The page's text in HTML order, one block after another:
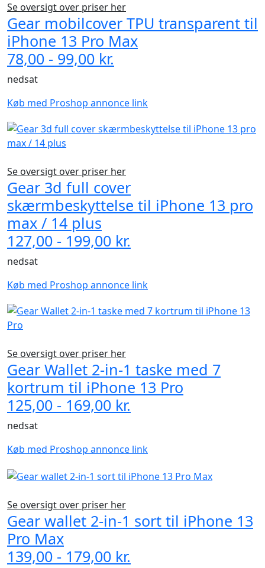
Se oversigt over priser her
Gear mobilcover TPU transparent til
iPhone 13 Pro Max
78,00 - 99,00 kr.
nedsat
Køb med Proshop annonce link
Se oversigt over priser her
Gear 3d full cover
skærmbeskyttelse til iPhone 13 pro
max / 14 plus
127,00 - 199,00 kr.
nedsat
Køb med Proshop annonce link
Se oversigt over priser her
Gear Wallet 2-in-1 taske med 7
kortrum til iPhone 13 Pro
125,00 - 169,00 kr.
nedsat
Køb med Proshop annonce link
Se oversigt over priser her
Gear wallet 2-in-1 sort til iPhone 13
Pro Max
139,00 - 179,00 kr.